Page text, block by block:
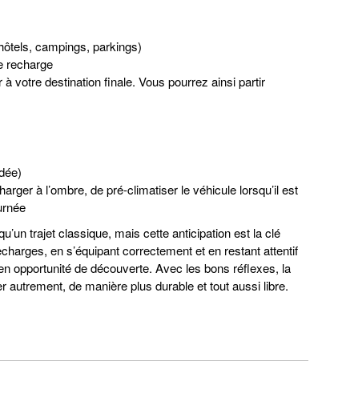
campings, parkings)
recharge
votre destination finale. Vous pourrez ainsi partir
à l’ombre, de pré-climatiser le véhicule lorsqu’il est
trajet classique, mais cette anticipation est la clé
en s’équipant correctement et en restant attentif
opportunité de découverte. Avec les bons réflexes, la
autrement, de manière plus durable et tout aussi libre.